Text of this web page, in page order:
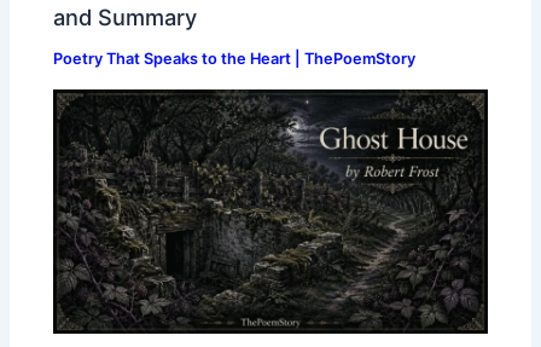
and Summary
Poetry That Speaks to the Heart | ThePoemStory